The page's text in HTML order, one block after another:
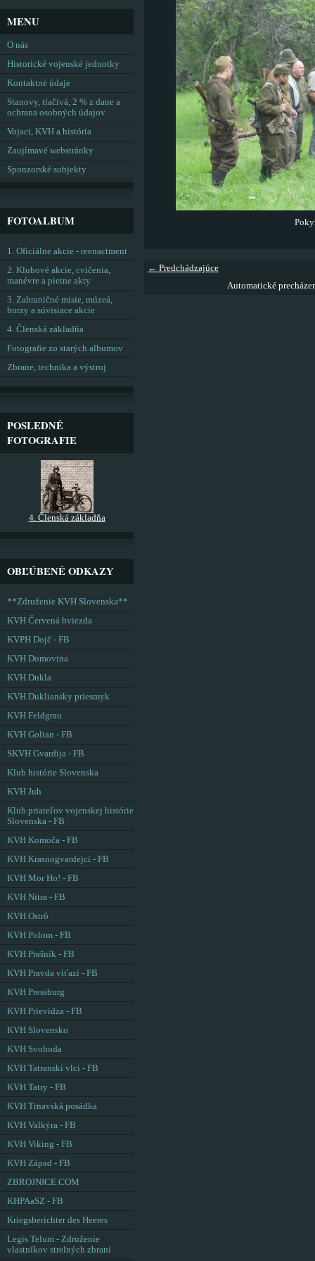
← Predchádzajúce
Automatické
MENU
O nás
Historické vojenské jednotky
Kontaktné údaje
Stanovy, tlačivá, 2 % z dane a
ochrana osobných údajov
Vojaci, KVH a história
Zaujímavé webstránky
Sponzorské subjekty
FOTOALBUM
1. Oficiálne akcie - reenactment
2. Klubové akcie, cvičenia,
manévre a pietne akty
3. Zahraničné misie, múzeá,
burzy a súvisiace akcie
4. Členská základňa
Fotografie zo starých albumov
Zbrane, technika a výstroj
POSLEDNÉ
FOTOGRAFIE
4. Členská základňa
OBĽÚBENÉ ODKAZY
**Združenie KVH Slovenska**
KVH Červená hviezda
KVPH Dojč - FB
KVH Domovina
KVH Dukla
KVH Dukliansky priesmyk
KVH Feldgrau
KVH Golian - FB
SKVH Gvardija - FB
Klub histórie Slovenska
KVH Juh
Klub priateľov vojenskej histórie
Slovenska - FB
KVH Komoča - FB
KVH Krasnogvardejci - FB
KVH Mor Ho! - FB
KVH Nitra - FB
KVH Ostrô
KVH Polom - FB
KVH Prašník - FB
KVH Pravda víťazí - FB
KVH Pressburg
KVH Prievidza - FB
KVH Slovensko
KVH Svoboda
KVH Tatranskí vlci - FB
KVH Tatry - FB
KVH Trnavská posádka
KVH Valkýra - FB
KVH Viking - FB
KVH Západ - FB
ZBROJNICE.COM
KHPAaSZ - FB
Kriegsberichter des Heeres
Legis Telum - Združenie
vlastníkov strelných zbraní